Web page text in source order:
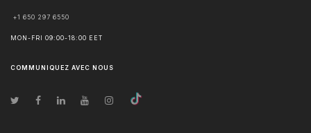
+1 650 297 6550
MON-FRI 09:00-18:00 EET
COMMUNIQUEZ AVEC NOUS